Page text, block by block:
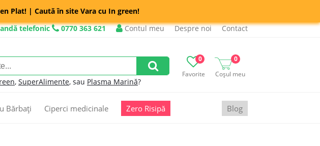
Plat! | Caută în site Vara cu In green!
telefonic 0770 363 621 Contul meu Despre noi Contact
Favorite
0
Coșul meu
0
, SuperAlimente, sau Plasma Marină?
Bărbați Ciperci medicinale Zero Risipă Blog